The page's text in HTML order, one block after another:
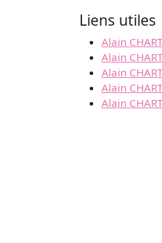
Liens utiles
Alain
Alain
Alain
Alain
Alain